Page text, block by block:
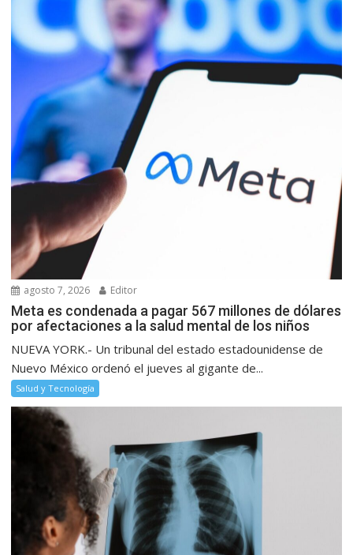
agosto 7, 2026 Editor
Meta es condenada a pagar 567 millones de dólares
por afectaciones a la salud mental de los niños
NUEVA YORK.- Un tribunal del estado estadounidense de
Nuevo México ordenó el jueves al gigante de...
Salud y Tecnología